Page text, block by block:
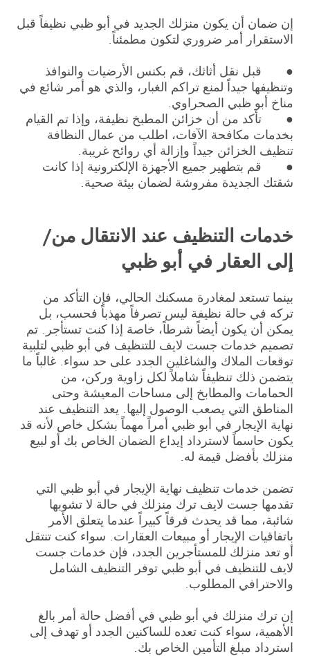
إن ضمان أن يكون منزلك الجديد في أبو ظبي نظيفاً قبل
الاستقرار أمر ضروري لتكون مطمئناً.
● قبل نقل أثاثك، قم بكنس الأرضيات والنوافذ
وتنظيفها جيداً لمنع تراكم الغبار، والذي هو أمر شائع في
مناخ أبو ظبي الصحراوي.
● تأكد من أن خزائن المطبخ نظيفة، وإذا تم القيام
بخدمات مكافحة الآفات، اطلب من عمال النظافة
تنظيف الخزائن جيداً وإزالة أي روائح غريبة.
● قم بتطهير جميع الأجهزة الإلكترونية إذا كانت
شقتك الجديدة مفروشة لضمان بيئة صحية.
خدمات التنظيف عند الانتقال من/
إلى العقار في أبو ظبي
بينما تستعد لمغادرة مسكنك الحالي، فإن التأكد من
تركه في حالة نظيفة ليس تصرفاً مهذباً فحسب، بل
يمكن أن يكون أيضاً شرطاً، خاصة إذا كنت تستأجر. تم
تصميم خدمات جست لايف للتنظيف في أبو ظبي لتلبية
توقعات الملاك والشاغلين الجدد على حد سواء. غالباً ما
يتضمن ذلك تنظيفاً شاملاً لكل زاوية وركن، من
الحمامات والمطابخ إلى مساحات المعيشة وحتى
المناطق التي يصعب الوصول إليها. يعد التنظيف عند
نهاية الإيجار في أبو ظبي أمراً مهماً بشكل خاص لأنه قد
يكون حاسماً لاسترداد إيداع الضمان الخاص بك أو لبيع
منزلك بأفضل قيمة له.
تضمن خدمات تنظيف نهاية الإيجار في أبو ظبي التي
تقدمها جست لايف ترك منزلك في حالة لا تشوبها
شائبة، مما قد يحدث فرقاً كبيراً عندما يتعلق الأمر
باتفاقيات الإيجار أو مبيعات العقارات. سواء كنت تنتقل
أو تعد منزلك للمستأجرين الجدد، فإن خدمات جست
لايف للتنظيف في أبو ظبي توفر التنظيف الشامل
والاحترافي المطلوب.
إن ترك منزلك في أبو ظبي في أفضل حالة أمر بالغ
الأهمية، سواء كنت تعده للساكنين الجدد أو تهدف إلى
استرداد مبلغ التأمين الخاص بك.